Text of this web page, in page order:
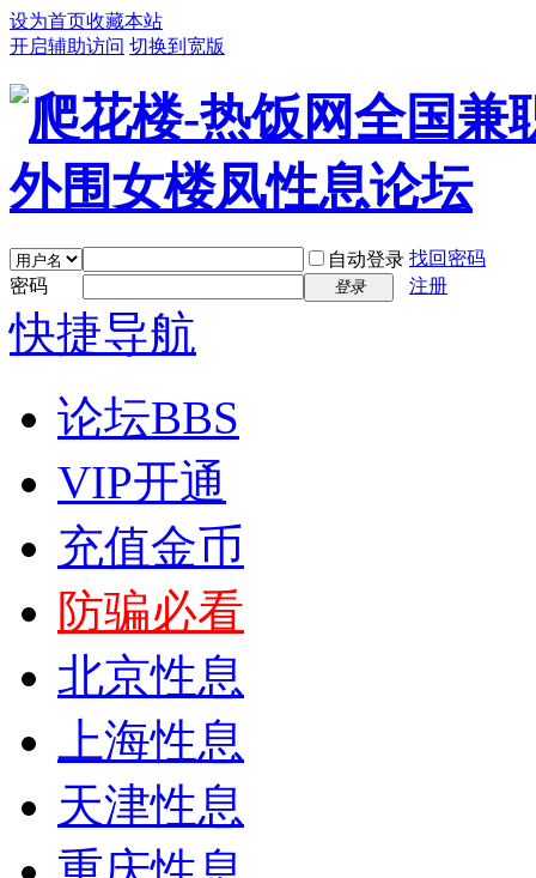
设为首页收藏本站
开启辅助访问 切换到宽版
自动登录 找回密码
密码
登录 注册
快捷导航
论坛BBS
VIP开通
充值金币
防骗必看
北京性息
上海性息
天津性息